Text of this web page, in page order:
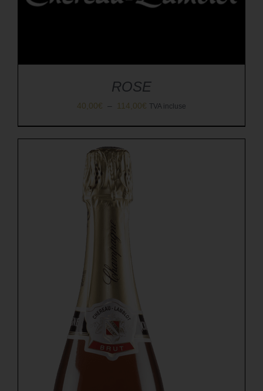
ROSE
40,00€ – 114,00€ Plage
prix :
TVA incluse